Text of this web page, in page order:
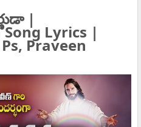
|
Lyrics |
Praveen